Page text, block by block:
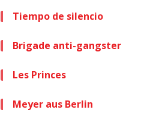
Tiempo de silencio
Brigade anti-gangster
Les Princes
Meyer aus Berlin